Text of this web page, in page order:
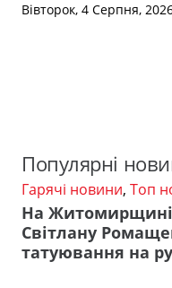
Вівторок, 4 Серпня,
Популярні
Гарячі новини, Топ
На Житомирщині
Світлану
татуювання на